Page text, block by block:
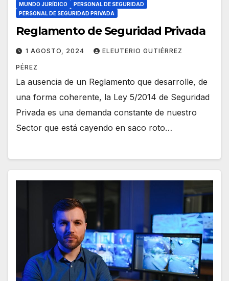
MUNDO JURÍDICO
PERSONAL DE SEGURIDAD
PERSONAL DE SEGURIDAD PRIVADA
Reglamento de Seguridad Privada
1 AGOSTO, 2024 ELEUTERIO GUTIÉRREZ
PÉREZ
La ausencia de un Reglamento que desarrolle, de
una forma coherente, la Ley 5/2014 de Seguridad
Privada es una demanda constante de nuestro
Sector que está cayendo en saco roto…